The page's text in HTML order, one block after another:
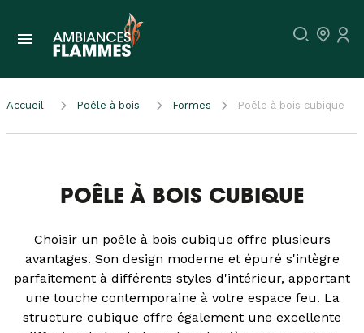
Accueil Poêle à bois Formes Poêle à bois cubique
POÊLE À BOIS CUBIQUE
Choisir un poêle à bois cubique offre plusieurs
avantages. Son design moderne et épuré s'intègre
parfaitement à différents styles d'intérieur, apportant
une touche contemporaine à votre espace feu. La
structure cubique offre également une excellente